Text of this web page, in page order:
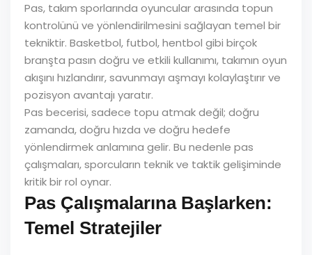
Pas, takım sporlarında oyuncular arasında topun
kontrolünü ve yönlendirilmesini sağlayan temel bir
tekniktir. Basketbol, futbol, hentbol gibi birçok
branşta pasın doğru ve etkili kullanımı, takımın oyun
akışını hızlandırır, savunmayı aşmayı kolaylaştırır ve
pozisyon avantajı yaratır.
Pas becerisi, sadece topu atmak değil; doğru
zamanda, doğru hızda ve doğru hedefe
yönlendirmek anlamına gelir. Bu nedenle pas
çalışmaları, sporcuların teknik ve taktik gelişiminde
kritik bir rol oynar.
Pas Çalışmalarına Başlarken:
Temel Stratejiler